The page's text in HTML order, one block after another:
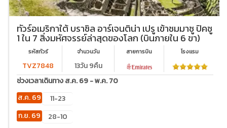
ทัวร์อเมริกาใต้ บราซิล อาร์เจนติน่า เปรู เข้าชมมาชู ปิคชู
1 ใน 7 สิ่งมหัศจรรย์ล่าสุดของโลก (บินภายใน 6 ขา)
รหัสทัวร์
TVZ7848
จำนวนวัน
13วัน 9คืน
สายการบิน โรงเเรม
ช่วงเวลาเดินทาง ส.ค. 69 - พ.ค. 70
ส.ค. 69
11-23
ก.ย. 69
28-10